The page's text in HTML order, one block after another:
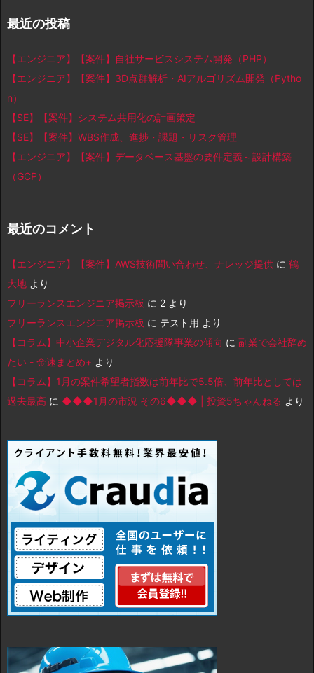
最近の投稿
【エンジニア】【案件】自社サービスシステム開発（PHP）
【エンジニア】【案件】3D点群解析・AIアルゴリズム開発（Pytho
n）
【SE】【案件】システム共用化の計画策定
【SE】【案件】WBS作成、進捗・課題・リスク管理
【エンジニア】【案件】データベース基盤の要件定義～設計構築
（GCP）
最近のコメント
【エンジニア】【案件】AWS技術問い合わせ、ナレッジ提供 に 鶴
大地 より
フリーランスエンジニア掲示板 に 2 より
フリーランスエンジニア掲示板 に テスト用 より
【コラム】中小企業デジタル化応援隊事業の傾向 に 副業で会社辞め
たい - 金速まとめ+ より
【コラム】1月の案件希望者指数は前年比で5.5倍、前年比としては
過去最高 に ◆◆◆1月の市況 その6◆◆◆ | 投資5ちゃんねる より